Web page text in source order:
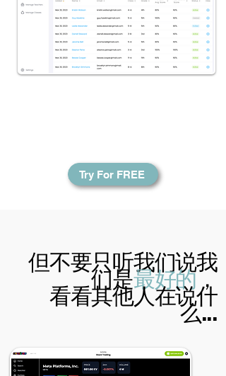
Try For FREE
但不要只听我们说我
们是最好的，
看看其他人在说什
么...